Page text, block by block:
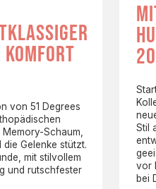
komfort
von 51 Degrees
Schaum,
Gelenke stützt.
mit stilvollem
und rutschfester
Stil
vor
bei